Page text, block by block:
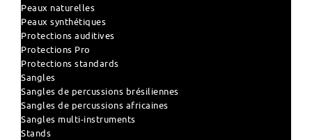
Peaux naturelles
Peaux synthétiques
Protections auditives
Protections Pro
Protections standards
Sangles
Sangles de percussions brésiliennes
Sangles de percussions africaines
Sangles multi-instruments
Stands